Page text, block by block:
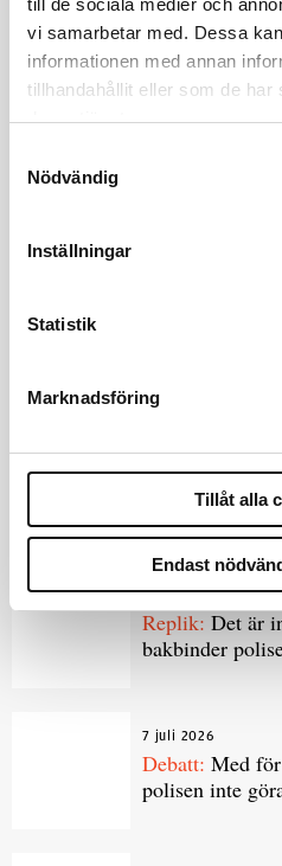
vi samarbetar med. Dessa
informationen med annan
tillhandahållit eller som de har
deras tjänster.
Nödvändig
Inställningar
Statistik
Marknadsföring
Tillåt alla
Endast
Jens
ska han lära
Slutreplik:Det
8 juli 2026
Replik: Det är
bakbinder
7 juli 2026
Debatt: Med
polisen inte